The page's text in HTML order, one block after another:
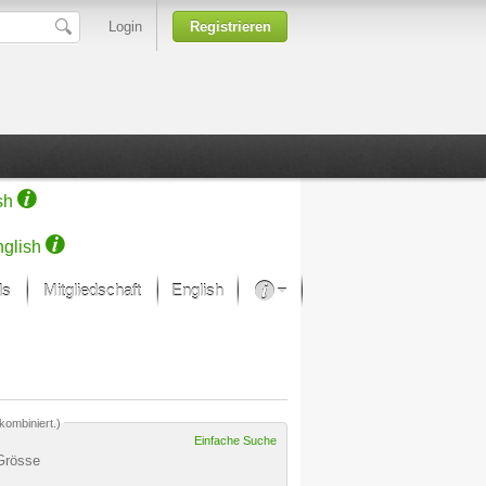
Login Registrieren
Mitgliedschaft English
Kunsthäuser
Einfache Suche